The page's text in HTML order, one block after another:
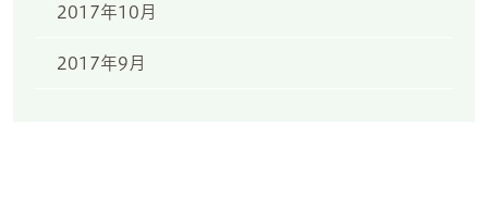
2017年10月
2017年9月